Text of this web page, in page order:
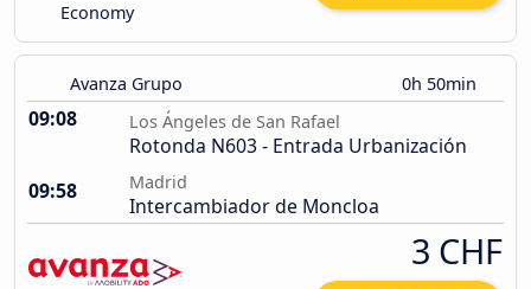
Economy
Avanza Grupo 0h 50min
09:08 Los Ángeles de San Rafael
Rotonda N603 - Entrada Urbanización
09:58
Madrid
Intercambiador de Moncloa
3 CHF